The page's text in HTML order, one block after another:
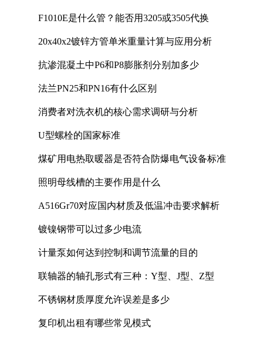
F1010E是什么管？能否用3205或3505代换
20x40x2镀锌方管单米重量计算与应用分析
抗渗混凝土中P6和P8膨胀剂分别加多少
法兰PN25和PN16有什么区别
消费者对洗衣机的核心需求调研与分析
U型螺栓的国家标准
煤矿用电热取暖器是否符合防爆电气设备标准
照明母线槽的主要作用是什么
A516Gr70对应国内材质及低温冲击要求解析
镀镍钢带可以过多少电流
计量泵如何达到控制和调节流量的目的
联轴器的轴孔形式有三种：Y型、J型、Z型
不锈钢材质厚度允许误差是多少
复印机出租有哪些常见模式